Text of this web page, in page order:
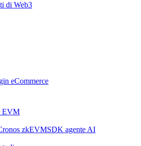
di Web3
eCommerce
EVM
zkEVMSDK agente AI